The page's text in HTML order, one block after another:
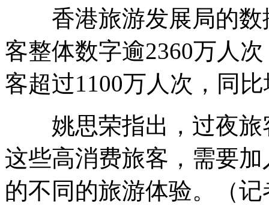
香港旅游发展局的数
客整体数字逾2360万人
客超过1100万人次，同
姚思荣指出，过夜旅
这些高消费旅客，需要
的不同的旅游体验。（